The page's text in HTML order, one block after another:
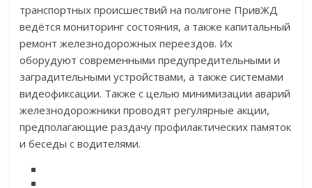
транспортных происшествий на полигоне ПривЖД
ведётся мониторинг состояния, а также капитальный
ремонт железнодорожных переездов. Их
оборудуют современными предупредительными и
заградительными устройствами, а также системами
видеофиксации. Также с целью минимизации аварий
железнодорожники проводят регулярные акции,
предполагающие раздачу профилактических памяток
и беседы с водителями.